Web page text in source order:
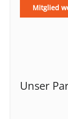
Mitglied
Unser